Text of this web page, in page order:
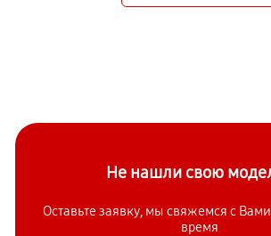
Не нашли свою
Оставьте заявку, мы свяжемся с
время